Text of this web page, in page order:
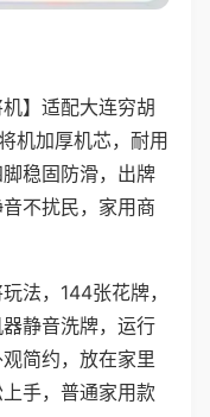
机】适配大连穷胡
机加厚机芯，耐用
稳固防滑，出牌
不扰民，家用商
法，144张花牌，
静音洗牌，运行
简约，放在家里
手，普通家用款